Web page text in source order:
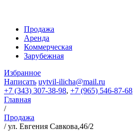
Продажа
Аренда
Коммерческая
Зарубежная
Избранное
Написать uytvil-ilicha@mail.ru
+7 (343) 307-38-98, +7 (965) 546-87-68
Главная
/
Продажа
/ул. Евгения Савкова,46/2